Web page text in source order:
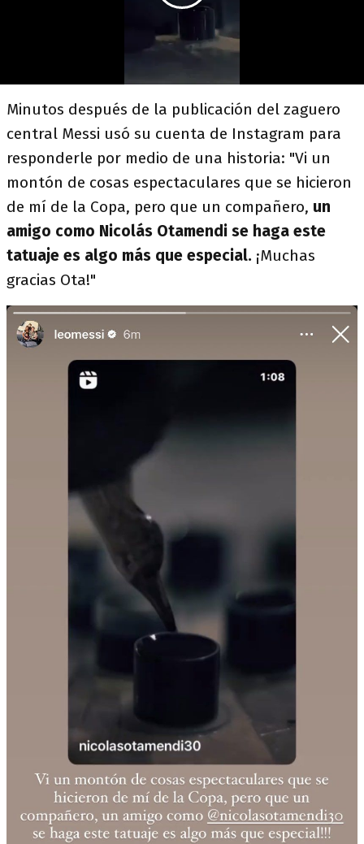
Minutos después de la publicación del zaguero
central Messi usó su cuenta de Instagram para
responderle por medio de una historia: "Vi un
montón de cosas espectaculares que se hicieron
de mí de la Copa, pero que un compañero, un
amigo como Nicolás Otamendi se haga este
tatuaje es algo más que especial. ¡Muchas
gracias Ota!"